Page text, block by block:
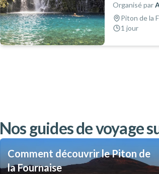
Organisé par
Piton de la
1 jour
Nos guides de voyage
Comment découvrir le Piton de
la Fournaise